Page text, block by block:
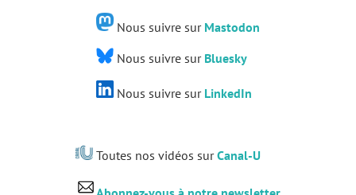
Nous suivre sur Mastodon
Nous suivre sur Bluesky
Nous suivre sur LinkedIn
Toutes nos vidéos surCanal-U